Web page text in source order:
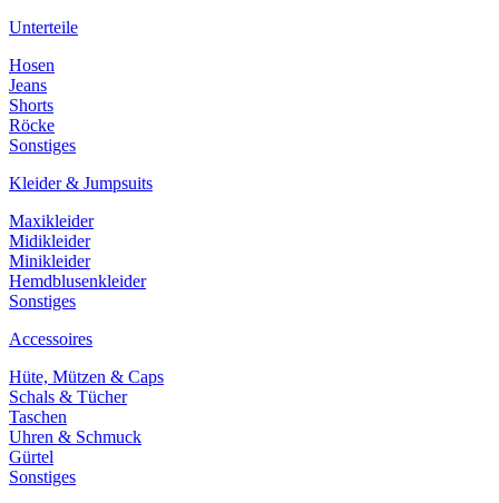
Unterteile
Hosen
Jeans
Shorts
Röcke
Sonstiges
Kleider & Jumpsuits
Maxikleider
Midikleider
Minikleider
Hemdblusenkleider
Sonstiges
Accessoires
Hüte, Mützen & Caps
Schals & Tücher
Taschen
Uhren & Schmuck
Gürtel
Sonstiges